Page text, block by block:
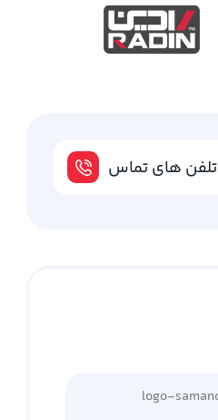
تلفن های تماس